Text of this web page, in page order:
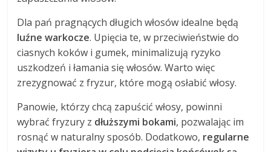
Dla pań pragnących długich włosów idealne będą
luźne warkocze. Upięcia te, w przeciwieństwie do
ciasnych koków i gumek, minimalizują ryzyko
uszkodzeń i łamania się włosów. Warto więc
zrezygnować z fryzur, które mogą osłabić włosy.
Panowie, którzy chcą zapuścić włosy, powinni
wybrać fryzury z dłuższymi bokami, pozwalając im
rosnąć w naturalny sposób. Dodatkowo, regularne